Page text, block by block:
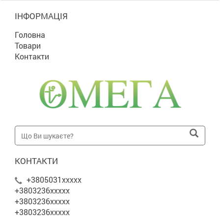
ІНФОРМАЦІЯ
Головна
Товари
Контакти
КОНТАКТИ
+3805031xxxxx
+3803236xxxxx
+3803236xxxxx
+3803236xxxxx